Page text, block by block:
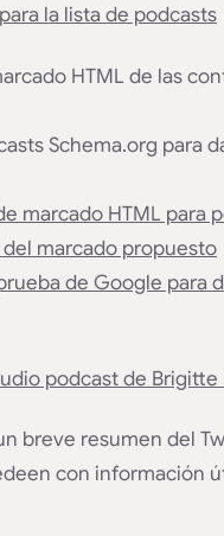
la lista de podcasts
HTML de las
Schema.org para
marcado HTML para
marcado propuesto
de Google para
podcast de Brigitte
breve resumen del
con información